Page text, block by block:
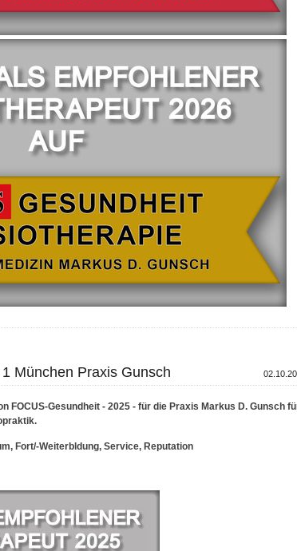
München Praxis Gunsch
FOCUS-Gesundheit - 2025 - für die Praxis Markus D. Gunsch
Fort/-Weiterbldung, Service, Reputation